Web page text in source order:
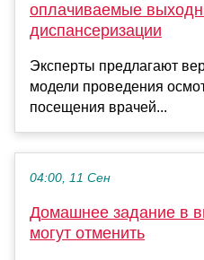
оплачиваемые
диспансеризации
Эксперты предлагают
модели проведения
посещения врачей...
04:00, 11 Сен
Домашнее задание в
могут отменить